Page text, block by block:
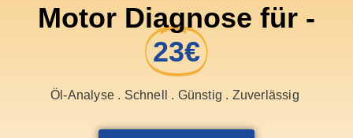
Motor Diagnose für -
23€
Öl-Analyse . Schnell . Günstig . Zuverlässig